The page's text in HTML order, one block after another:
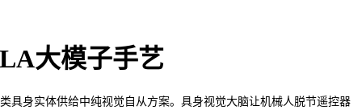
大模子手艺
身实体供给中纯视觉自从方案。具身视觉大脑让机械人脱节遥控器